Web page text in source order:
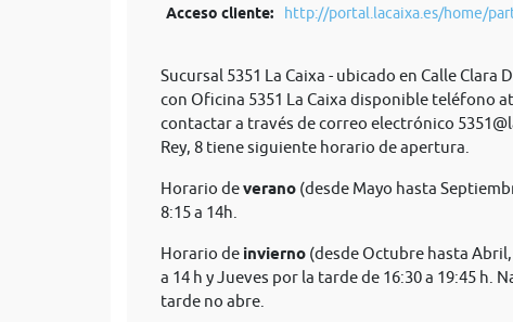
Acceso cliente: http://portal.lacaixa.es/home/
Sucursal 5351 La Caixa - ubicado en Calle
con Oficina 5351 La Caixa disponible teléfono
contactar a través de correo electrónico
Rey, 8 tiene siguiente horario de apertura.
Horario deverano (desde Mayo hasta
8:15 a 14h.
Horario de invierno (desde Octubre hasta
a 14 h y Jueves por la tarde de 16:30 a 19:45 h.
tarde no abre.